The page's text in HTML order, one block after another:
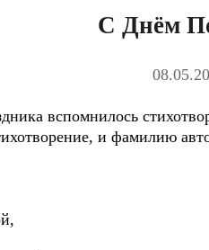
С Днём
вспомнилось
и фамилию